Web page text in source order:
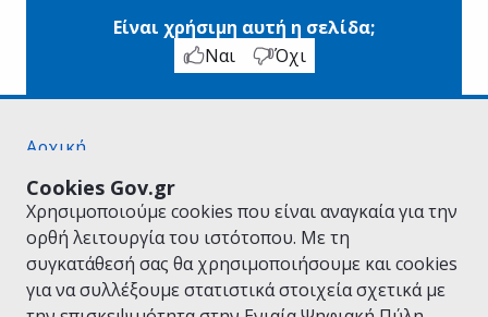
Cookies Gov.gr
Χρησιμοποιούμε cookies που είναι αναγκαία για την
ορθή λειτουργία του ιστότοπου. Με τη
συγκατάθεσή σας θα χρησιμοποιήσουμε και cookies
για να συλλέξουμε στατιστικά στοιχεία σχετικά με
Είναι χρήσιμη αυτή η σελίδα;
Ναι
Όχι
Αρχική
Όροι Χρήσης
Πολιτική Απορρήτου
Δήλωση προσβασιμότητας
Πολιτική cookies
Προτάσεις για το gov.gr